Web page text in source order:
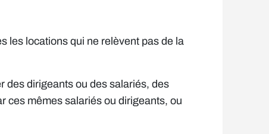
les locations qui ne relèvent pas de la
des dirigeants ou des salariés, des
ces mêmes salariés ou dirigeants, ou